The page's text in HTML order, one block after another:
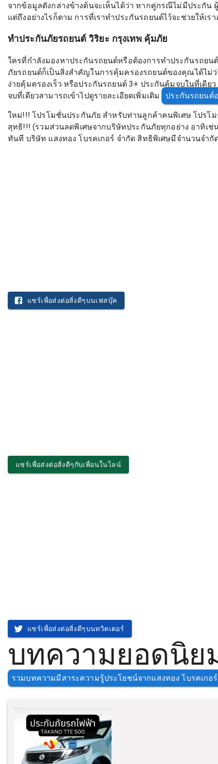
จากข้อมูลดังกล่างข้างต้นจะเห็นได้ว่า หากคู่กรณีไม่มีประกัน
แต่ถึงอย่างไรก็ตาม การที่เราทำประกันรถยนต์ไว้จะช่วยให้เ
ทำประกันภัยรถยนต์ วิริยะ กรุงเทพ คุ้มภัย
ใครที่กำลังมองหาประกันรถยนต์หรือต้องการทำประกันรถย
ภัยรถยนต์ก็เป็นสิ่งสำคัญในการคุ้มครองรถยนต์ของคุณได้ไม่
ง่ายคุ้มครองเร็ว หรือประกันรถยนต์ 3+ ประกันคุ้มจบในที่เดี
จบที่เดียวสามารถเข้าไปดูรายละเอียดเพิ่มเติม
ประกันรถยนต์
ใหม่!!! โปรโมชั่นประกันภัย สำหรับท่านลูกค้าคนพิเศษ โปรโ
สุทธิ!!! (รวมส่วนลดพิเศษจากบริษัทประกันภัยทุกอย่าง อาทิเ
ทันที บริษัท แสงทอง โบรคเกอร์ จำกัด สิทธิพิเศษมีจำนวนจำกั
แชร์เพื่อส่งต่อสิ่งดีๆบนเฟสบุ๊ค
แชร์เพื่อส่งต่อสิ่งดีๆกับเพื่อนในไลน์
แชร์เพื่อส่งต่อสิ่งดีๆบนทวิตเตอร์
บทความยอดนิ
รวมบทความมีสาระความรู้ประโยชน์จากแสงทอง โบรคเกอร์